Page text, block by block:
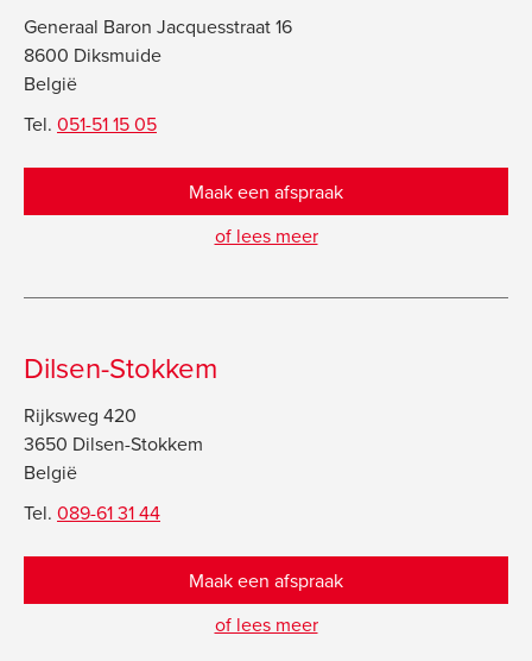
Generaal Baron Jacquesstraat 16
8600 Diksmuide
België
Tel. 051-51 15 05
Maak een afspraak
of lees meer
Dilsen-Stokkem
Rijksweg 420
3650 Dilsen-Stokkem
België
Tel. 089-61 31 44
Maak een afspraak
of lees meer